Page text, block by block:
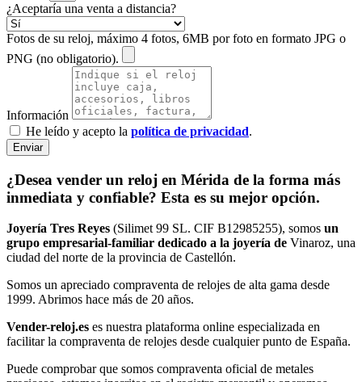
¿Aceptaría una venta a distancia?
Fotos de su reloj, máximo 4 fotos, 6MB por foto en formato JPG o
PNG (no obligatorio).
Información
He leído y acepto la política de privacidad.
Enviar
¿Desea vender un reloj en Mérida de la forma más
inmediata y confiable? Esta es su mejor opción.
Joyería Tres Reyes (Silimet 99 SL. CIF B12985255), somos un
grupo empresarial-familiar dedicado a la joyería de Vinaroz, una
ciudad del norte de la provincia de Castellón.
Somos un apreciado compraventa de relojes de alta gama desde
1999. Abrimos hace más de 20 años.
Vender-reloj.es es nuestra plataforma online especializada en
facilitar la compraventa de relojes desde cualquier punto de España.
Puede comprobar que somos compraventa oficial de metales